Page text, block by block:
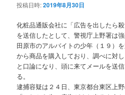
投稿日時:2019年8月30日
化粧品通販会社に「広告を出したら
を送信したとして、警視庁上野署は
田原市のアルバイトの少年（１９）
から商品を購入しており、調べに対
と口論になり、頭に来てメールを送
る。
逮捕容疑は２４日、東京都台東区上